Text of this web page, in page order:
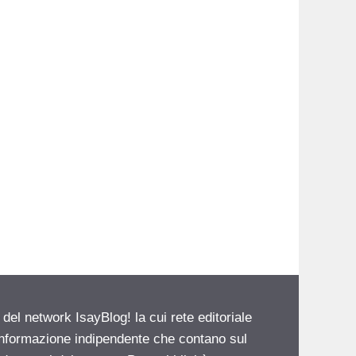
del network IsayBlog! la cui rete editoriale
indipendente che contano sul